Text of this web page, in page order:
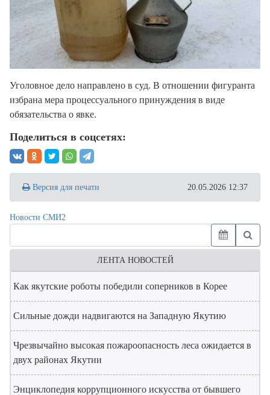
Уголовное дело направлено в суд. В отношении фигуранта
избрана мера процессуального принуждения в виде
обязательства о явке.
Поделиться в соцсетях:
Версия для печати 20.05.2026 12:37
Новости СМИ2
ЛЕНТА НОВОСТЕЙ
Как якутские роботы победили соперников в Корее
Сильные дожди надвигаются на Западную Якутию
Чрезвычайно высокая пожароопасность леса ожидается в
двух районах Якутии
Энциклопедия коррупционного искусства от бывшего